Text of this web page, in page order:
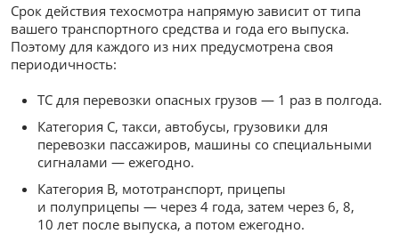
Срок действия техосмотра напрямую зависит от типа
вашего транспортного средства и года его выпуска.
Поэтому для каждого из них предусмотрена своя
периодичность:
ТС для перевозки опасных грузов — 1 раз в полгода.
Категория С, такси, автобусы, грузовики для
перевозки пассажиров, машины со специальными
сигналами — ежегодно.
Категория B, мототранспорт, прицепы
и полуприцепы — через 4 года, затем через 6, 8,
10 лет после выпуска, а потом ежегодно.